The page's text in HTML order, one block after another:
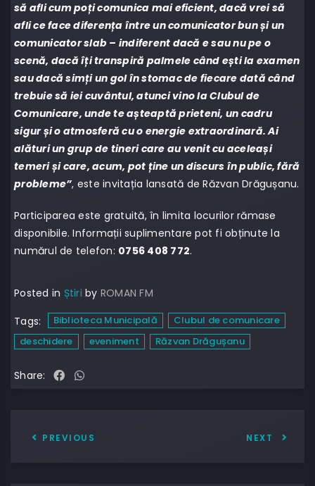
să afli cum poți comunica mai eficient, dacă vrei să
afli ce face diferența între un comunicator bun și un
comunicator slab – indiferent dacă e sau nu pe o
scenă, dacă îți transpiră palmele când ești la examen
sau dacă simți un gol în stomac de fiecare dată când
trebuie să iei cuvântul, atunci vino la Clubul de
Comunicare, unde te așteaptă prieteni, un cadru
sigur și o atmosferă cu o energie extraordinară. Ai
alături un grup de tineri care au venit cu aceleași
temeri și care, acum, pot ține un discurs în public, fără
probleme”, este invitația lansată de Răzvan Drăgușanu.
Participarea este gratuită, în limita locurilor rămase
disponibile. Informații suplimentare pot fi obținute la
numărul de telefon: 0756 408 772.
Posted in Știri by ROMAN FM
Tags:
Biblioteca Municipală
Clubul de comunicare
deschidere
eveniment Răzvan Drăgușanu
Share:
PREVIOUS NEXT